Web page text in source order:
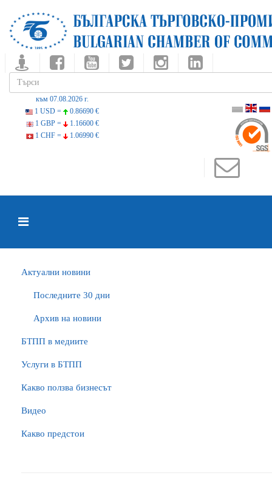
към 07.08.2026 г.
1 USD =
0.86690 €
1 GBP =
1.16600 €
1 CHF =
1.06990 €
Актуални новини
Последните 30 дни
Архив на новини
БTПП в медиите
Услуги в БТПП
Какво ползва бизнесът
Видео
Какво предстои